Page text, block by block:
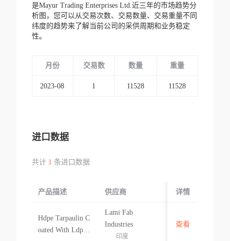
是Mayur Trading Enterprises Ltd.近三年的市场趋势分
析图，您可以从交易次数、交易数量、交易重量不同
纬度的趋势来了解当前公司的采供周期和业务稳定
性。
月份 交易数 数量 重量
2023-08 1 11528 11528
进口数据
共计 1 条进口数据
产品描述 供应商 起运国/地区
详情
Hdpe Tarpaulin C
oated With Ldpe
Lami Fab
Industries
印度
印度
查看